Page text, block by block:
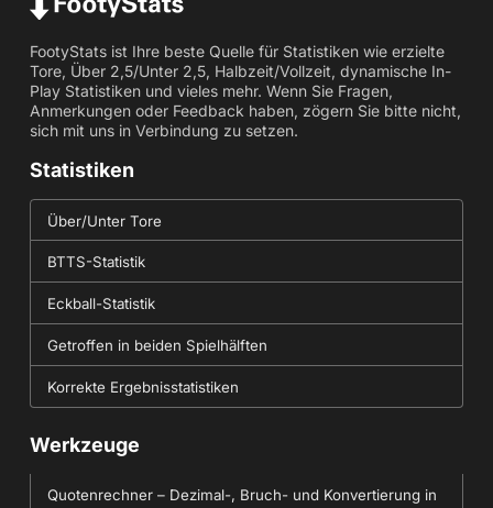
FootyStats ist Ihre beste Quelle für Statistiken wie erzielte
Tore, Über 2,5/Unter 2,5, Halbzeit/Vollzeit, dynamische In-
Play Statistiken und vieles mehr. Wenn Sie Fragen,
Anmerkungen oder Feedback haben, zögern Sie bitte nicht,
sich mit uns in Verbindung zu setzen.
Statistiken
Über/Unter Tore
BTTS-Statistik
Eckball-Statistik
Getroffen in beiden Spielhälften
Korrekte Ergebnisstatistiken
Werkzeuge
Quotenrechner – Dezimal-, Bruch- und Konvertierung in